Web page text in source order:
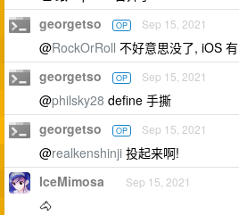
georgetso OP Sep 15, 2021
@RockOrRoll 不好意思没了, iOS 有
georgetso OP Sep 15, 2021
@philsky28 define 手撕
georgetso OP Sep 15, 2021
@realkenshinji 投起来啊!
IceMimosa Sep 15, 2021
🐴